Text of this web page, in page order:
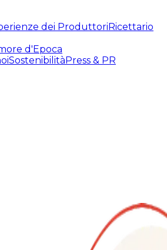
dei ProduttoriRicettario
d'Epoca
SostenibilitàPress & PR
indimenticabili: Esperienze